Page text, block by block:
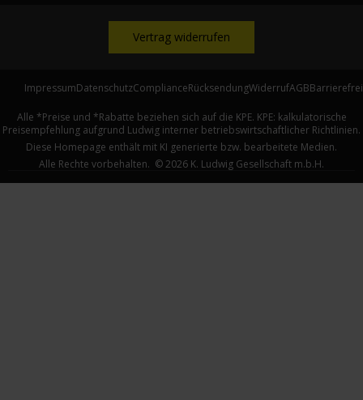
Vertrag widerrufen
ImpressumDatenschutzComplianceRücksendungWiderrufAGB
Alle *Preise und *Rabatte beziehen sich auf die KPE. KPE: kalkulatorische
Preisempfehlung aufgrund Ludwig interner betriebswirtschaftlicher Richtlinien.
Diese Homepage enthält mit KI generierte bzw. bearbeitete Medien.
Alle Rechte vorbehalten. ©2026 K. Ludwig Gesellschaft m.b.H.